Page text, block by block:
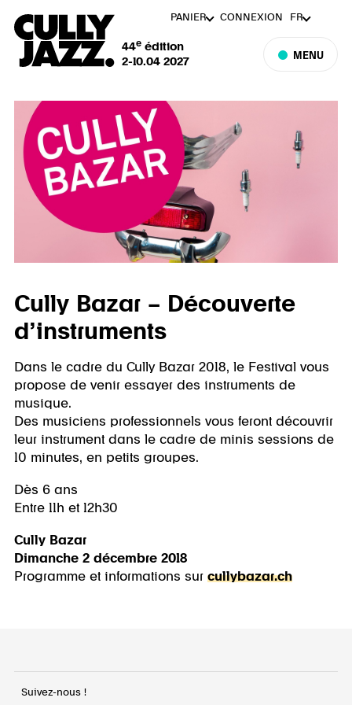
44eédition
2-10.04 2027
MENU
PANIER CONNEXION FR
Cully Bazar – Découverte
d’instruments
Dans le cadre du Cully Bazar 2018, le Festival vous
propose de venir essayer des instruments de
musique.
Des musiciens professionnels vous feront découvrir
leur instrument dans le cadre de minis sessions de
10 minutes, en petits groupes.
Dès 6 ans
Entre 11h et 12h30
Cully Bazar
Dimanche 2 décembre 2018
Programme et informations sur cullybazar.ch
Suivez-nous !